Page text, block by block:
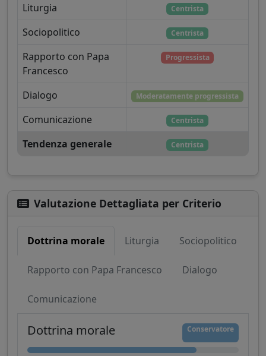
Liturgia Centrista
Sociopolitico Centrista
Rapporto con Papa
Francesco
Progressista
Dialogo Moderatamente progressista
Comunicazione Centrista
Tendenza generale Centrista
Valutazione Dettagliata per Criterio
Dottrina morale Liturgia Sociopolitico
Rapporto con Papa Francesco Dialogo
Comunicazione
Dottrina morale Conservatore